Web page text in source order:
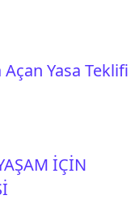
Açan Yasa Teklifi
İÇİN